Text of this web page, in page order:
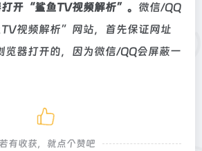
开“鲨鱼TV视频解析”。 微信/QQ
视频解析”网站，首先保证网址
览器打开的，因为微信/QQ会屏蔽一
若有收获，就点个赞吧